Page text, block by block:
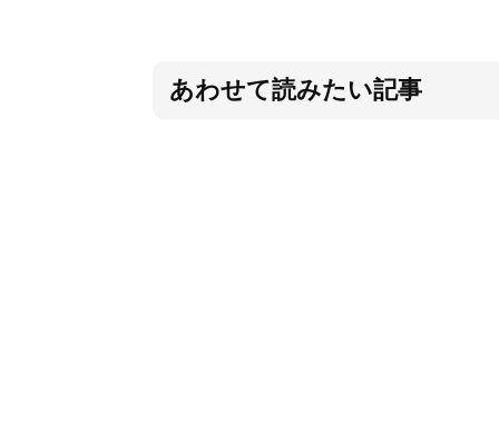
あわせて読みたい記事